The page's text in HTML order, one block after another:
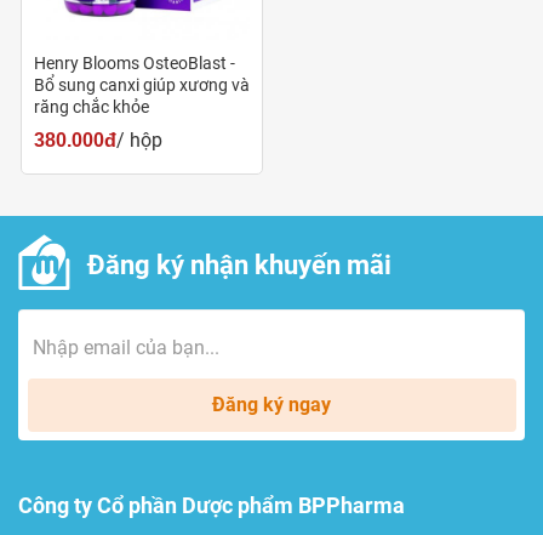
Phytomenadione: 23mg
Silicon dioxide: 15.52mg
Zinc oxide: 6.22mg (tương đương 5mg Kẽm)
Liều dùng - cách dùng
Uống 2 viên mỗi ngày sau bữa ăn.
Công dụng
thiết yếu giúp hệ xương cơ và răng chắc khoẻ. Hỗ trợ hấp
Henry Blooms OsteoBlast -
Bổ sung canxi giúp xương và
răng chắc khỏe
380.000đ/ hộp
Đăng ký nhận khuyến mãi
Đăng ký ngay
Công ty Cổ phần Dược phẩm BPPharma